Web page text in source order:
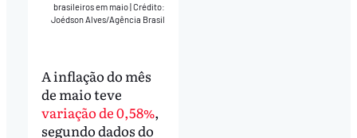
brasileiros em maio|Crédito:
Joédson Alves/Agência Brasil
A inflação do mês
de maio teve
variação de 0,58%,
segundo dados do